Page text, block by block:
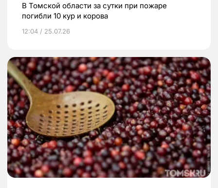
В Томской области за сутки при пожаре
погибли 10 кур и корова
12:04 / 25.07.26